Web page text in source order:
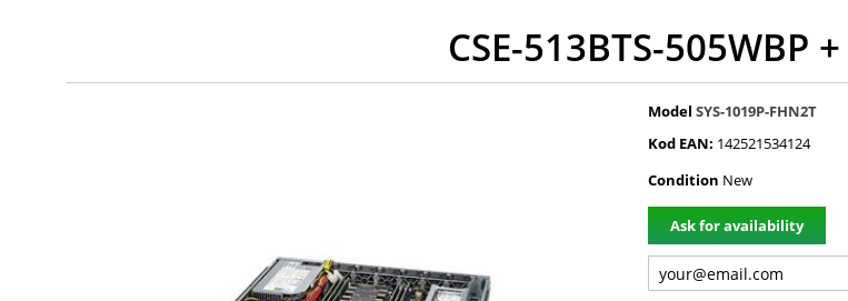
CSE-513BTS-505WBP
Model SYS-1019P-FHN2T
Kod EAN: 142521534124
Condition New
Ask for availability